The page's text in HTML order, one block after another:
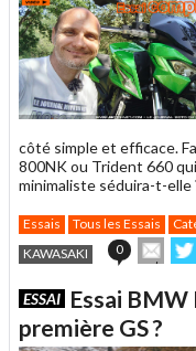
côté simple et efficace.
800NK ou Trident 660
minimaliste séduira-t-elle
Essais Tous les Essais
KAWASAKI
0
cet
à
un
ami
sur
ESSAI Essai BMW
première GS ?